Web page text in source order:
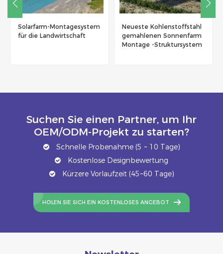
Neueste Kohlenstoffstahl
gemahlenen Sonnenfarm
Solarhalterung
Gewächshaus
Landwirtschaftsschuppen
Suchen Sie einen Partner, um Ihr
OEM/ODM-Projekt zu starten?
Schnelle Probenahme (5 ~ 10 Tage)
Kostenlose Designbewertung
Kürzere Vorlaufzeit (45~60 Tage)
HOLEN SIE SICH EIN KOSTENLOSES ANGEBOT